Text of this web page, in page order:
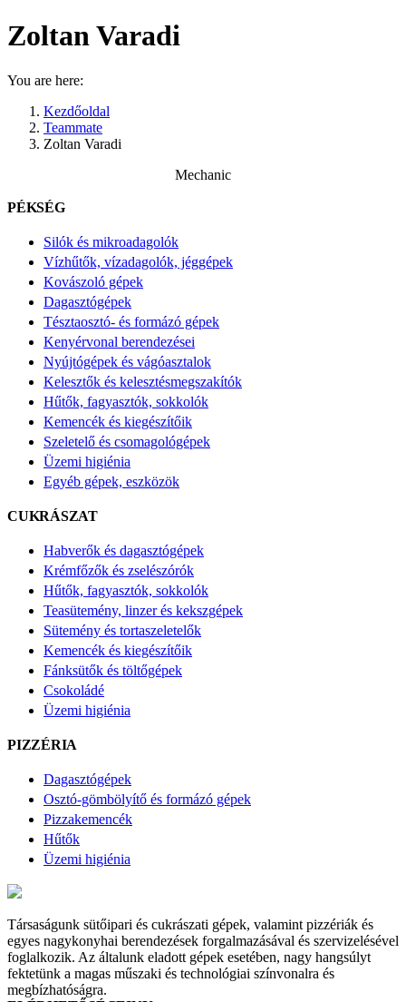
Zoltan Varadi
You are here:
Kezdőoldal
Teammate
Zoltan Varadi
Mechanic
PÉKSÉG
Silók és mikroadagolók
Vízhűtők, vízadagolók, jéggépek
Kovászoló gépek
Dagasztógépek
Tésztaosztó- és formázó gépek
Kenyérvonal berendezései
Nyújtógépek és vágóasztalok
Kelesztők és kelesztésmegszakítók
Hűtők, fagyasztók, sokkolók
Kemencék és kiegészítőik
Szeletelő és csomagológépek
Üzemi higiénia
Egyéb gépek, eszközök
CUKRÁSZAT
Habverők és dagasztógépek
Krémfőzők és zselészórók
Hűtők, fagyasztók, sokkolók
Teasütemény, linzer és kekszgépek
Sütemény és tortaszeletelők
Kemencék és kiegészítőik
Fánksütők és töltőgépek
Csokoládé
Üzemi higiénia
PIZZÉRIA
Dagasztógépek
Osztó-gömbölyítő és formázó gépek
Pizzakemencék
Hűtők
Üzemi higiénia
Társaságunk sütőipari és cukrászati gépek, valamint pizzériák és
egyes nagykonyhai berendezések forgalmazásával és szervizelésével
foglalkozik. Az általunk eladott gépek esetében, nagy hangsúlyt
fektetünk a magas műszaki és technológiai színvonalra és
megbízhatóságra.